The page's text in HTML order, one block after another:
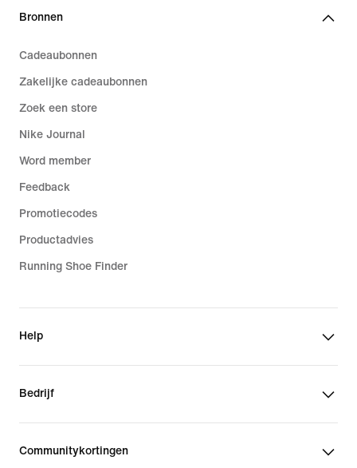
Bronnen
Cadeaubonnen
Zakelijke cadeaubonnen
Zoek een store
Nike Journal
Word member
Feedback
Promotiecodes
Productadvies
Running Shoe Finder
Help
Bedrijf
Communitykortingen